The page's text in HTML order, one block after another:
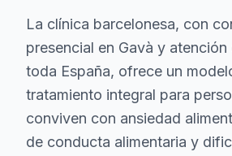
La clínica barcelonesa, con
presencial en Gavà y atención
toda España, ofrece un
tratamiento integral para
conviven con ansiedad
de conducta alimentaria y